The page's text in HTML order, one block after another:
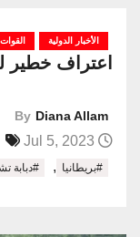
الأخبار الدولية
اعتراف خطير
By Diana Allam
#بريطانيا , #دبابة